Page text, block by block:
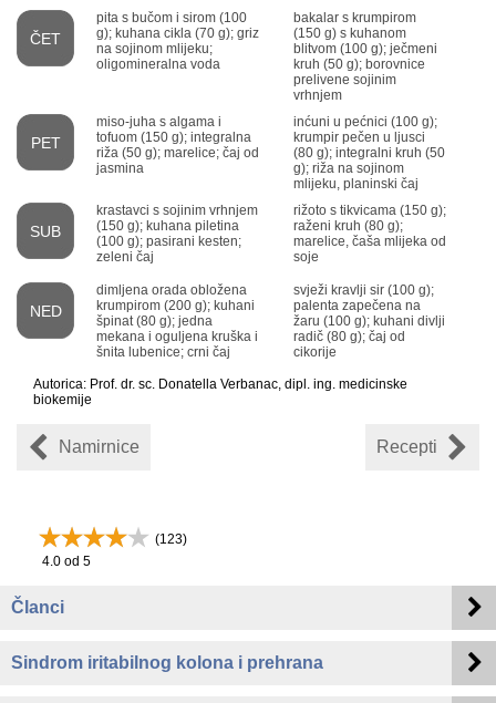
ČET
pita s bučom i sirom (100
g); kuhana cikla (70 g); griz
na sojinom mlijeku;
oligomineralna voda
bakalar s krumpirom
(150 g) s kuhanom
blitvom (100 g); ječmeni
kruh (50 g); borovnice
prelivene sojinim
vrhnjem
PET
miso-juha s algama i
tofuom (150 g); integralna
riža (50 g); marelice; čaj od
jasmina
inćuni u pećnici (100 g);
krumpir pečen u ljusci
(80 g); integralni kruh (50
g); riža na sojinom
mlijeku, planinski čaj
SUB
krastavci s sojinim vrhnjem
(150 g); kuhana piletina
(100 g); pasirani kesten;
zeleni čaj
rižoto s tikvicama (150 g);
raženi kruh (80 g);
marelice, čaša mlijeka od
soje
NED
dimljena orada obložena
krumpirom (200 g); kuhani
špinat (80 g); jedna
mekana i oguljena kruška i
šnita lubenice; crni čaj
svježi kravlji sir (100 g);
palenta zapečena na
žaru (100 g); kuhani divlji
radič (80 g); čaj od
cikorije
Autorica: Prof. dr. sc. Donatella Verbanac, dipl. ing. medicinske
biokemije
Namirnice Recepti
(123)
4.0 od 5
Članci
Sindrom iritabilnog kolona i prehrana